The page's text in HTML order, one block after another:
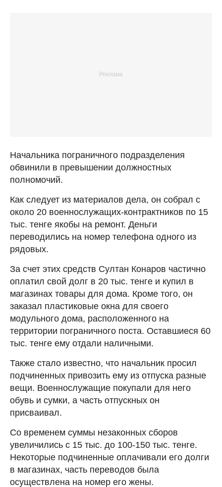
Начальника пограничного подразделения
обвинили в превышении должностных
полномочий.
Как следует из материалов дела, он собрал с
около 20 военнослужащих-контрактников по 15
тыс. тенге якобы на ремонт. Деньги
переводились на номер телефона одного из
рядовых.
За счет этих средств Султан Конаров частично
оплатил свой долг в 20 тыс. тенге и купил в
магазинах товары для дома. Кроме того, он
заказал пластиковые окна для своего
модульного дома, расположенного на
территории пограничного поста. Оставшиеся 60
тыс. тенге ему отдали наличными.
Также стало известно, что начальник просил
подчиненных привозить ему из отпуска разные
вещи. Военнослужащие покупали для него
обувь и сумки, а часть отпускных он
присваивал.
Со временем суммы незаконных сборов
увеличились с 15 тыс. до 100-150 тыс. тенге.
Некоторые подчиненные оплачивали его долги
в магазинах, часть переводов была
осуществлена на номер его жены.